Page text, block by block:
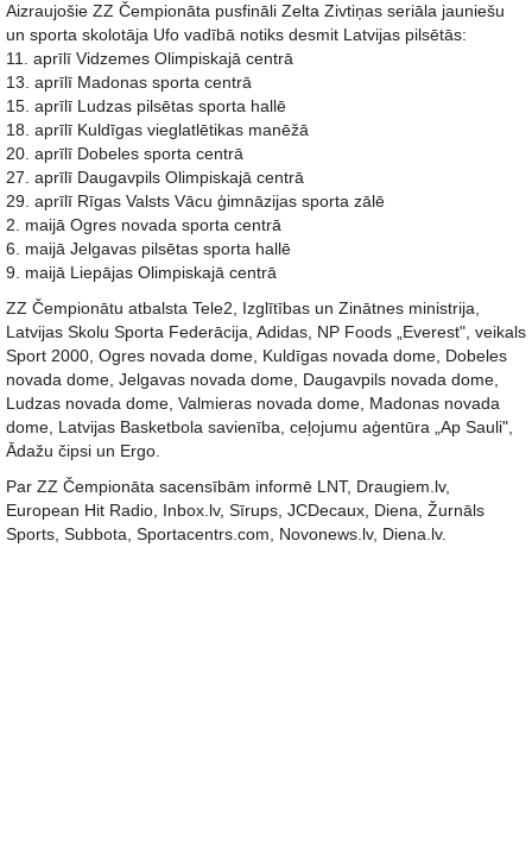
Aizraujošie ZZ Čempionāta pusfināli Zelta Zivtiņas seriāla jauniešu
un sporta skolotāja Ufo vadībā notiks desmit Latvijas pilsētās:
11. aprīlī Vidzemes Olimpiskajā centrā
13. aprīlī Madonas sporta centrā
15. aprīlī Ludzas pilsētas sporta hallē
18. aprīlī Kuldīgas vieglatlētikas manēžā
20. aprīlī Dobeles sporta centrā
27. aprīlī Daugavpils Olimpiskajā centrā
29. aprīlī Rīgas Valsts Vācu ģimnāzijas sporta zālē
2. maijā Ogres novada sporta centrā
6. maijā Jelgavas pilsētas sporta hallē
9. maijā Liepājas Olimpiskajā centrā
ZZ Čempionātu atbalsta Tele2, Izglītības un Zinātnes ministrija,
Latvijas Skolu Sporta Federācija, Adidas, NP Foods „Everest", veikals
Sport 2000, Ogres novada dome, Kuldīgas novada dome, Dobeles
novada dome, Jelgavas novada dome, Daugavpils novada dome,
Ludzas novada dome, Valmieras novada dome, Madonas novada
dome, Latvijas Basketbola savienība, ceļojumu aģentūra „Ap Sauli",
Ādažu čipsi un Ergo.
Par ZZ Čempionāta sacensībām informē LNT, Draugiem.lv,
European Hit Radio, Inbox.lv, Sīrups, JCDecaux, Diena, Žurnāls
Sports, Subbota, Sportacentrs.com, Novonews.lv, Diena.lv.